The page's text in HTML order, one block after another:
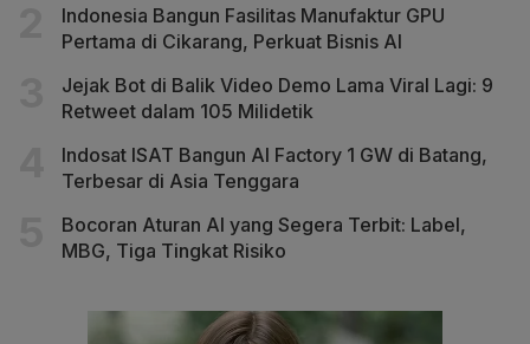
Indonesia Bangun Fasilitas Manufaktur GPU
Pertama di Cikarang, Perkuat Bisnis AI
Jejak Bot di Balik Video Demo Lama Viral Lagi: 9
Retweet dalam 105 Milidetik
Indosat ISAT Bangun AI Factory 1 GW di Batang,
Terbesar di Asia Tenggara
Bocoran Aturan AI yang Segera Terbit: Label,
MBG, Tiga Tingkat Risiko